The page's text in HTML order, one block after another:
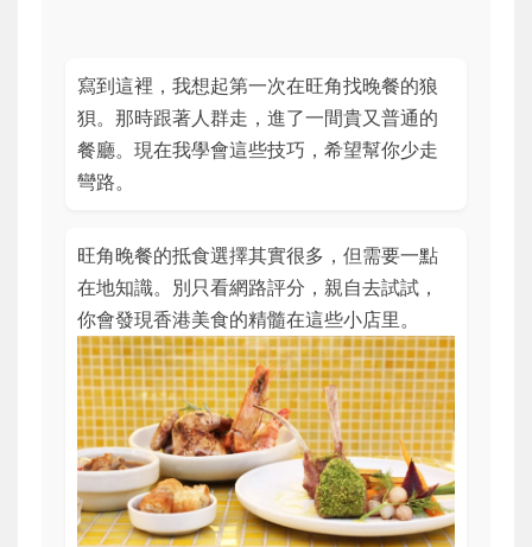
寫到這裡，我想起第一次在旺角找晚餐的狼
狽。那時跟著人群走，進了一間貴又普通的
餐廳。現在我學會這些技巧，希望幫你少走
彎路。
旺角晚餐的抵食選擇其實很多，但需要一點
在地知識。別只看網路評分，親自去試試，
你會發現香港美食的精髓在這些小店里。